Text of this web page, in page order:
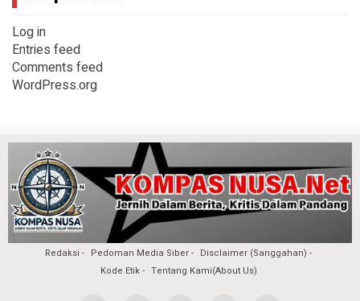
Log in
Entries feed
Comments feed
WordPress.org
Redaksi Pedoman Media Siber
Disclaimer (Sanggahan)
Kode Etik
Tentang Kami(About Us)